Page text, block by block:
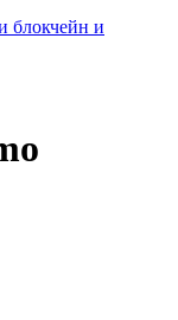
блокчейн и